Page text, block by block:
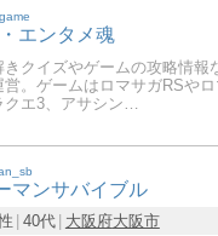
エンタメ魂
きクイズやゲームの攻略情報
営。ゲームはロマサガRSやロ
クエ3、アサシン…
マンサバイブル
40代 大阪府大阪市